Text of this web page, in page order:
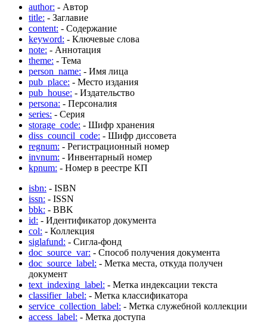
author: - Автор
title: - Заглавие
content: - Содержание
keyword: - Ключевые слова
note: - Аннотация
theme: - Тема
person_name: - Имя лица
pub_place: - Место издания
pub_house: - Издательство
persona: - Персоналия
series: - Серия
storage_code: - Шифр хранения
diss_council_code: - Шифр диссовета
regnum: - Регистрационный номер
invnum: - Инвентарный номер
kpnum: - Номер в реестре КП
isbn: - ISBN
issn: - ISSN
bbk: - BBK
id: - Идентификатор документа
col: - Коллекция
siglafund: - Сигла-фонд
doc_source_var: - Способ получения документа
doc_source_label: - Метка места, откуда получен
документ
text_indexing_label: - Метка индексации текста
classifier_label: - Метка классификатора
service_collection_label: - Метка служебной коллекции
access_label: - Метка доступа